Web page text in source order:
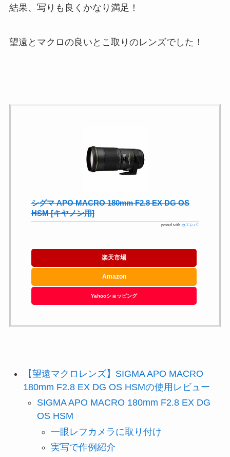
結果、写りも良くかなり満足！
望遠とマクロの良いとこ取りのレンズでした！
シグマ APO MACRO 180mm F2.8 EX DG OS
HSM [キヤノン用]
posted with カエレバ
楽天市場
Amazon
Yahooショッピング
【望遠マクロレンズ】SIGMA APO MACRO
180mm F2.8 EX DG OS HSMの使用レビュー
SIGMA APO MACRO 180mm F2.8 EX DG
OS HSM
一眼レフカメラに取り付け
実写で作例紹介